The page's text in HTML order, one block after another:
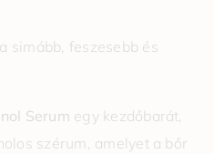
simább, feszesebb és
Serum egy kezdőbarát,
szérum, amelyet a bőr